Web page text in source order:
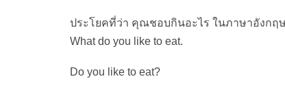
ประโยคที่ว่า คุณชอบกินอะไร ในภาษาอังกฤษ
What do you like to eat.
Do you like to eat?